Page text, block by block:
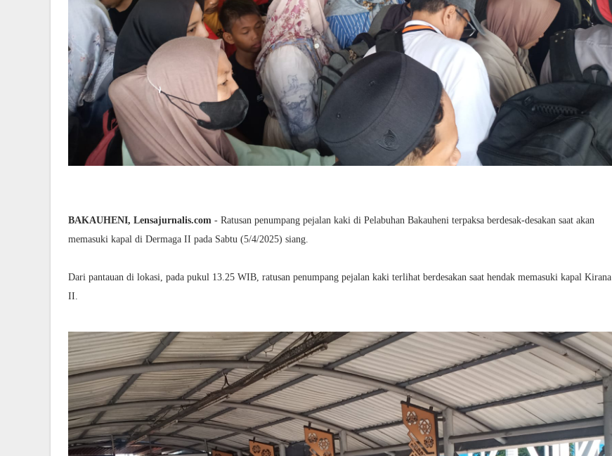
BAKAUHENI, Lensajurnalis.com - Ratusan penumpang pejalan kaki di Pelabuhan Bakauheni terpaksa berdesak-desakan saat akan
memasuki kapal di Dermaga II pada Sabtu (5/4/2025) siang.
Dari pantauan di lokasi, pada pukul 13.25 WIB, ratusan penumpang pejalan kaki terlihat berdesakan saat hendak memasuki kapal Kirana
II.